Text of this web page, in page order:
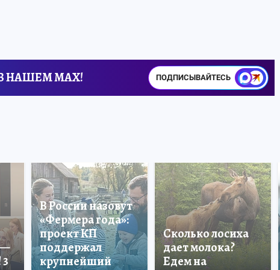
НАШЕМ MAX! ПОДПИСЫВАЙТЕСЬ
—
В России назовут
«Фермера года»:
проект КП
поддержал
крупнейший
Сколько лосиха
дает молока?
Едем на